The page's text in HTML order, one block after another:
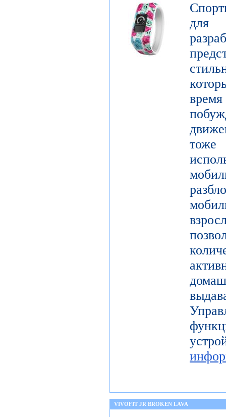
для
тоже
VIVOFIT JR BROKEN LAVA